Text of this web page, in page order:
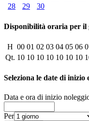
28
29 30
Disponibilità oraria per il
H 00 01 02 03 04 05 06
Qt. 10 10 10 10 10 10 10
Seleziona le date di inizio
Data e ora di inizio
Per